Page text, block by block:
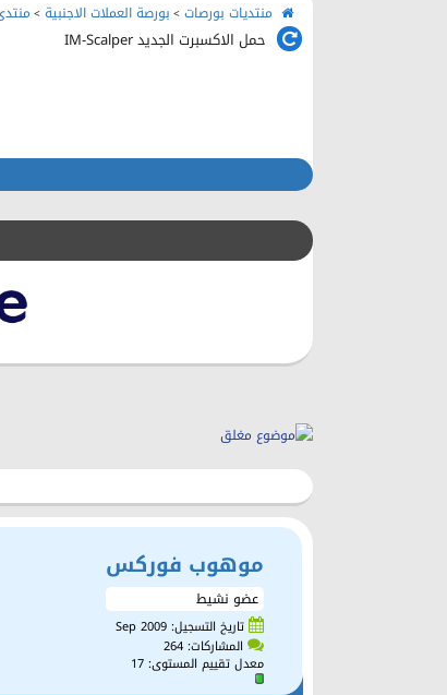
منتديات بورصات > بورصة العملات الاجنبية >
حمل الاكسبرت الجديد IM-Scalper
موهوب فوركس
عضو نشيط
تاريخ التسجيل: Sep 2009
المشاركات: 264
معدل تقييم المستوى:17